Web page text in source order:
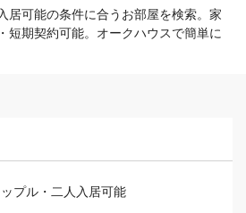
居可能の条件に合うお部屋を検索。家
短期契約可能。オークハウスで簡単に
プル・二人入居可能